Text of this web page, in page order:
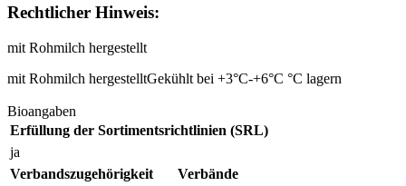
Rechtlicher Hinweis:
mit Rohmilch hergestellt
mit Rohmilch hergestelltGekühlt bei +3°C-+6°C °C lagern
Bioangaben
Erfüllung der Sortimentsrichtlinien (SRL)
ja
Verbandszugehörigkeit
Verbände